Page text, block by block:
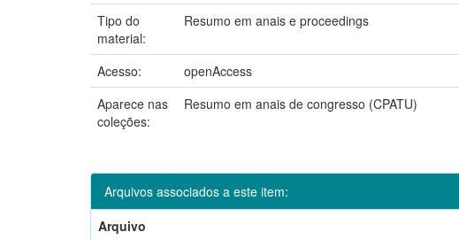
Tipo do
material:
Resumo em anais e proceedings
Acesso:
openAccess
Aparece nas
coleções:
Resumo em anais de congresso (CPATU)
Arquivos associados a este item:
Arquivo